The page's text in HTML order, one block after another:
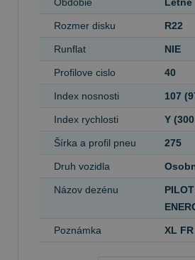
Rozmer disku R22
Runflat NIE
Profilove cislo 40
Index nosnosti 107
Index rychlosti Y
Šírka a profil pneu 275
Druh vozidla
Názov dezénu
Poznámka XL